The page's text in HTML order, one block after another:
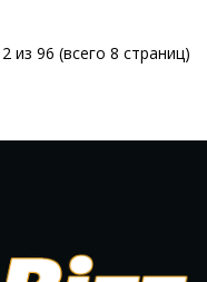
из 96 (всего 8 страниц)